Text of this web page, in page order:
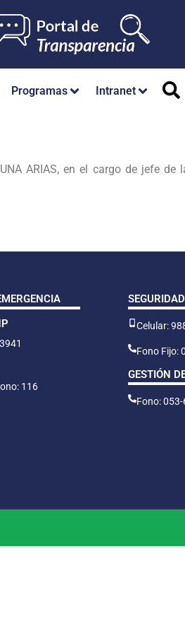
Programas Intranet
ARIAS, en el cargo de jefe de
116
Celular:
Fono Fijo:
GESTIÓN
Fono: